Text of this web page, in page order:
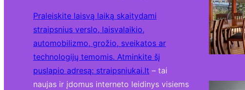
Praleiskite laisvą laiką skaitydami
straipsnius verslo, laisvalaikio,
automobilizmo, grožio, sveikatos ar
technologijų temomis. Atminkite šį
puslapio adresą: straipsniukai.lt – tai
naujas ir įdomus interneto leidinys visiems